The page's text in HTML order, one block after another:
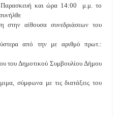
Παρασκευή και ώρα 14:00
μ.μ. το
στην αίθουσα συνεδριάσεων του
από την με αριθμό πρωτ.:
του Δημοτικού Συμβουλίου Δήμου
σύμφωνα με τις διατάξεις του